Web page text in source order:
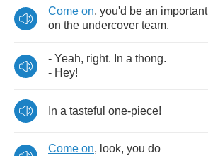
Come on, you'd be an important
on the undercover team.
- Yeah, right. In a thong.
- Hey!
In a tasteful one-piece!
Come on, look, you do